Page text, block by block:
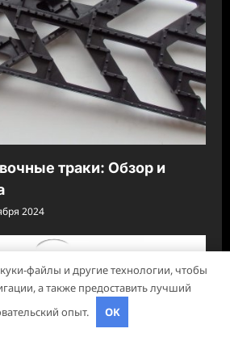
траки: Обзор и
2024
куки-файлы и другие технологии, чтобы
а также предоставить лучший
опыт.
OK